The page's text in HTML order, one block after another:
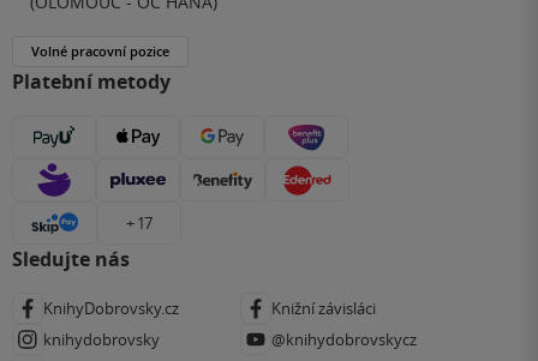
Volné pracovní pozice
Platební metody
+ 17
Sledujte nás
KnihyDobrovsky.cz
Knižní závisláci
knihydobrovsky
@knihydobrovskycz